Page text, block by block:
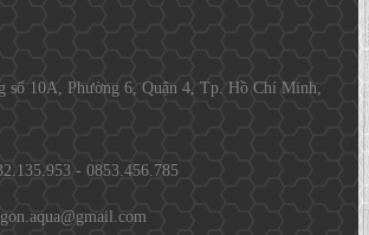
số 10A, Phường 6, Quận 4, Tp. Hồ Chí Minh,
- 0853.456.785